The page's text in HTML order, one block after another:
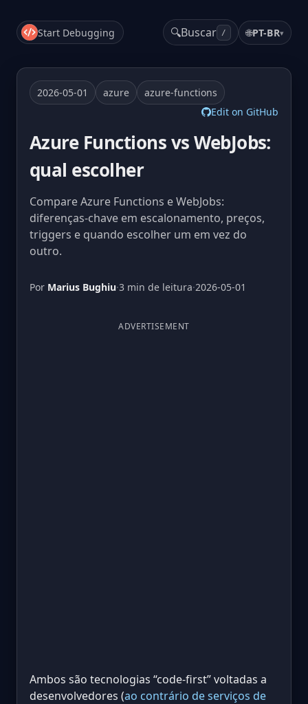
Start Debugging 🔍Buscar / 🌐PT-BR▾
2026-05-01 azure
azure-functions
Edit on GitHub
Azure Functions vs WebJobs:
qual escolher
Compare Azure Functions e WebJobs:
diferenças-chave em escalonamento, preços,
triggers e quando escolher um em vez do
outro.
Por Marius Bughiu·3 min de leitura·2026-05-01
ADVERTISEMENT
Ambos são tecnologias “code-first” voltadas a
desenvolvedores (ao contrário de serviços de